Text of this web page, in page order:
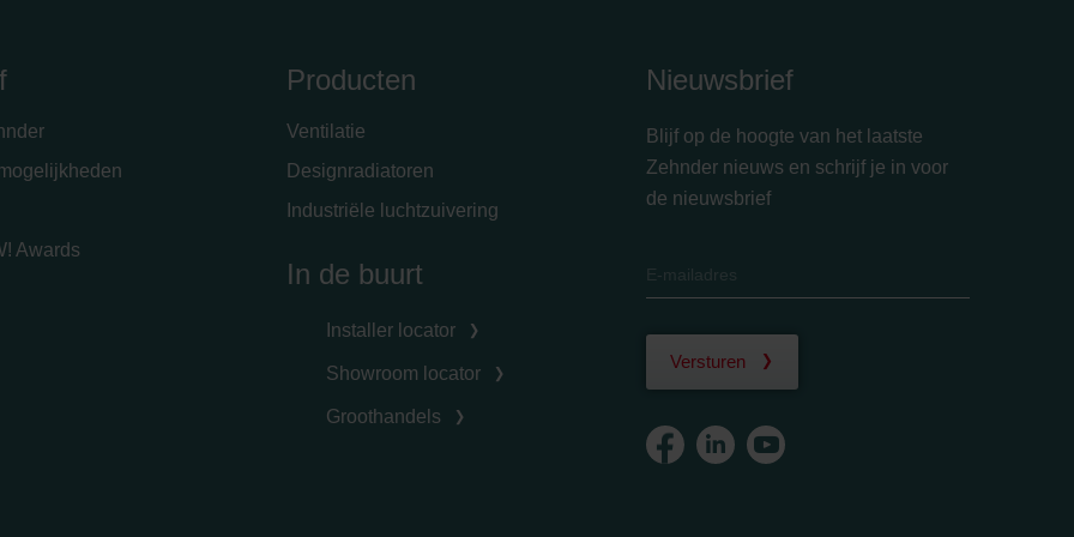
Awards
Producten
Ventilatie
Designradiatoren
Industriële luchtzuivering
In de buurt
Installer locator
Showroom locator
Groothandels
Nieuwsbrief
Blijf op de hoogte van het laatste
Zehnder nieuws en schrijf je in voor
de nieuwsbrief
Versturen